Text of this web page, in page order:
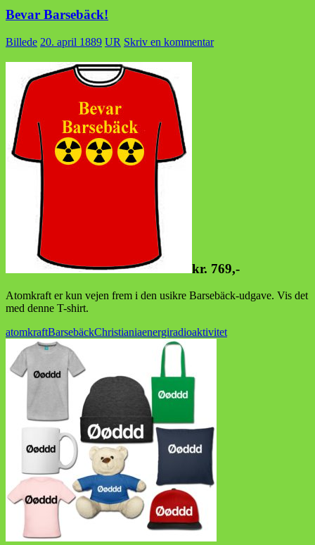
Bevar Barsebäck!
Billede 20. april 1889 UR Skriv en kommentar
kr. 769,-
Atomkraft er kun vejen frem i den usikre Barsebäck-udgave. Vis det
med denne T-shirt.
atomkraftBarsebäckChristianiaenergiradioaktivitet